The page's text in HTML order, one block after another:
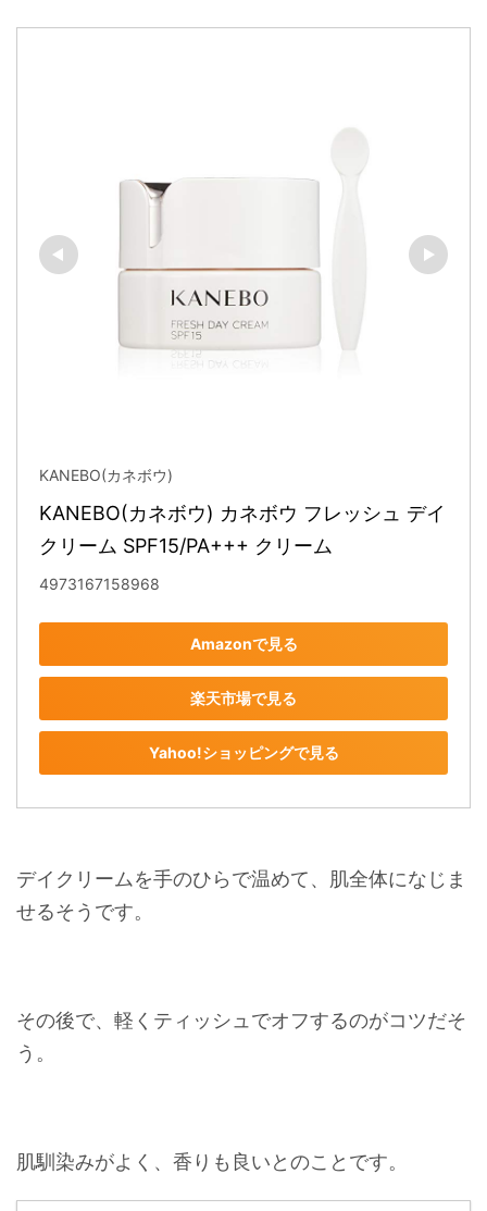
KANEBO(カネボウ)
KANEBO(カネボウ) カネボウ フレッシュ デイ
クリーム SPF15/PA+++ クリーム
4973167158968
Amazonで見る
楽天市場で見る
Yahoo!ショッピングで見る
デイクリームを手のひらで温めて、肌全体になじま
せるそうです。
その後で、軽くティッシュでオフするのがコツだそ
う。
肌馴染みがよく、香りも良いとのことです。